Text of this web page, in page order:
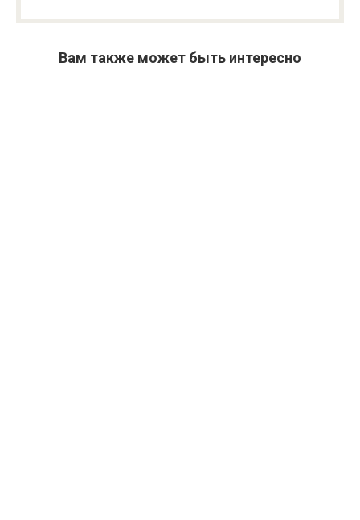
Вам также может быть интересно